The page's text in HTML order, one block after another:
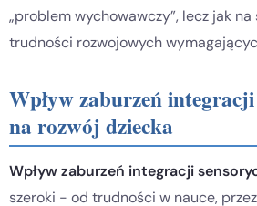
„problem wychowawczy”, lecz jak na
trudności rozwojowych
Wpływ zaburzeń
na rozwój dziecka
Wpływ zaburzeń integracji
szeroki - od trudności w nauce,